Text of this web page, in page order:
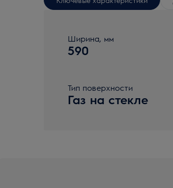
Ширина, мм
590
Тип поверхности
Газ на стекле